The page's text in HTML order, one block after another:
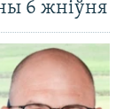
6 жніўня